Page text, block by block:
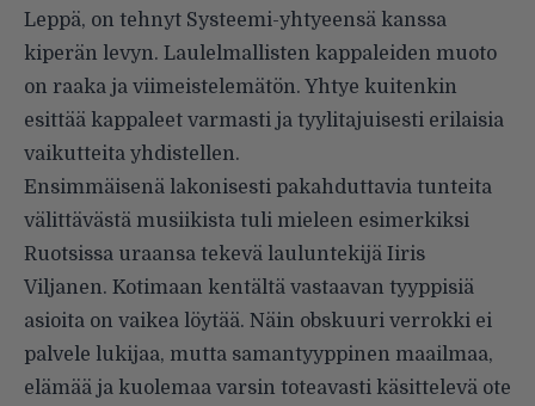
Leppä, on tehnyt Systeemi-yhtyeensä kanssa
kiperän levyn. Laulelmallisten kappaleiden muoto
on raaka ja viimeistelemätön. Yhtye kuitenkin
esittää kappaleet varmasti ja tyylitajuisesti erilaisia
vaikutteita yhdistellen.
Ensimmäisenä lakonisesti pakahduttavia tunteita
välittävästä musiikista tuli mieleen esimerkiksi
Ruotsissa uraansa tekevä lauluntekijä Iiris
Viljanen. Kotimaan kentältä vastaavan tyyppisiä
asioita on vaikea löytää. Näin obskuuri verrokki ei
palvele lukijaa, mutta samantyyppinen maailmaa,
elämää ja kuolemaa varsin toteavasti käsittelevä ote